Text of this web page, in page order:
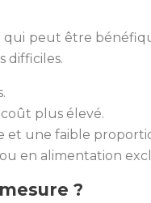
peut être
difficiles.
plus élevé.
et une faible
en alimentation
?